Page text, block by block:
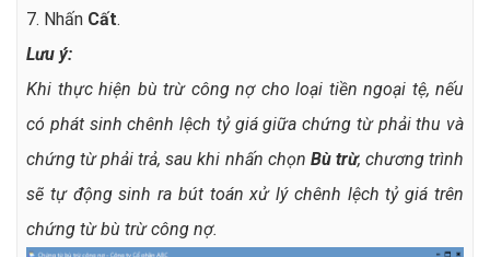
7. Nhấn Cất.
Lưu ý:
Khi thực hiện bù trừ công nợ cho loại tiền ngoại tệ, nếu
có phát sinh chênh lệch tỷ giá giữa chứng từ phải thu và
chứng từ phải trả, sau khi nhấn chọn Bù trừ, chương trình
sẽ tự động sinh ra bút toán xử lý chênh lệch tỷ giá trên
chứng từ bù trừ công nợ.